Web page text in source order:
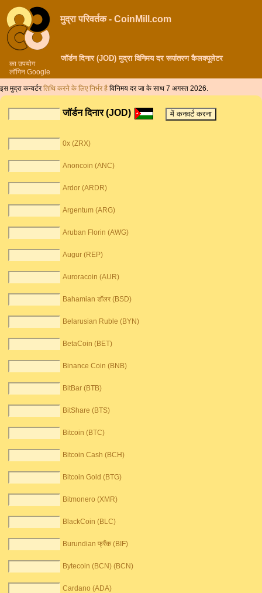
का उपयोग
लॉगिन Google
मुद्रा परिवर्तक - CoinMill.com
जॉर्डन दिनार (JOD) मुद्रा विनिमय दर रूपांतरण कैलक्यूलेटर
इस मुद्रा कन्वर्टरतिथि करने के लिए निर्भर है विनिमय दर जा के साथ 7 अगस्त 2026.
जॉर्डन दिनार (JOD)
0x (ZRX)
Anoncoin (ANC)
Ardor (ARDR)
Argentum (ARG)
Aruban Florin (AWG)
Augur (REP)
Auroracoin (AUR)
Bahamian डॉलर (BSD)
Belarusian Ruble (BYN)
BetaCoin (BET)
Binance Coin (BNB)
BitBar (BTB)
BitShare (BTS)
Bitcoin (BTC)
Bitcoin Cash (BCH)
Bitcoin Gold (BTG)
Bitmonero (XMR)
BlackCoin (BLC)
Burundian फ्रैंक (BIF)
Bytecoin (BCN) (BCN)
Cardano (ADA)